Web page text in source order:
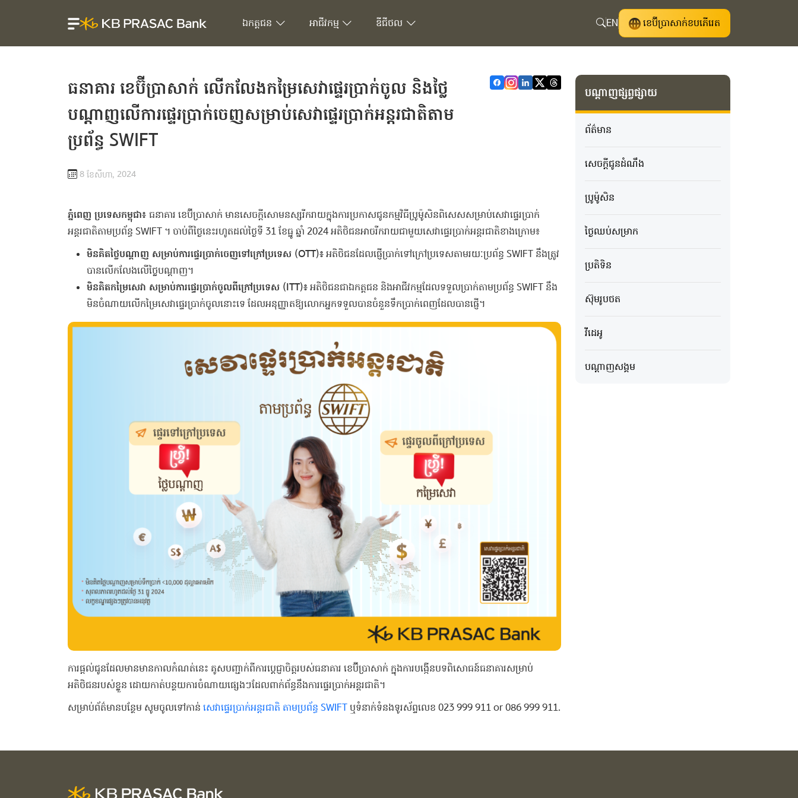
ឯកត្តជន អាជីវកម្ម ឌីជីថល EN ខេប៊ីប្រាសាក់ខបភើរេត
ធនាគារ ខេប៊ីប្រាសាក់ លើកលែងកម្រៃសេវាផ្ទេរប្រាក់ចូល និងថ្លៃ
បណ្ដាញលើការផ្ទេរប្រាក់ចេញសម្រាប់សេវាផ្ទេរប្រាក់អន្តរជាតិតាម
ប្រព័ន្ធ SWIFT
8 ខែ​សីហា, 2024
ភ្នំពេញ ប្រទេសកម្ពុជា៖ ធនាគារ ខេប៊ីប្រាសាក់ មានសេចក្តីសោមនស្សរីករាយក្នុងការប្រកាសជូនកម្មវិធីប្រូម៉ូសិនពិសេសសម្រាប់សេវាផ្ទេរប្រាក់
អន្តរជាតិតាមប្រព័ន្ធ SWIFT ។ ចាប់ពីថ្ងៃនេះរហូតដល់ថ្ងៃទី 31 ខែធ្នូ ឆ្នាំ 2024 អតិថិជនអាចរីករាយជាមួយសេវាផ្ទេរប្រាក់អន្តរជាតិខាងក្រោម៖
មិនគិតថ្លៃបណ្ដាញ សម្រាប់ការផ្ទេរប្រាក់ចេញទៅក្រៅប្រទេស (OTT)៖អតិថិជនដែលផ្ញើប្រាក់ទៅក្រៅប្រទេសតាមរយៈប្រព័ន្ធ SWIFT នឹងត្រូវ
បានលើកលែងលើថ្លៃបណ្ដាញ។
មិនគិតកម្រៃសេវា សម្រាប់ការផ្ទេរប្រាក់ចូលពីក្រៅប្រទេស (ITT)៖អតិថិជនជាឯកត្តជន និងអាជីវកម្មដែលទទួលប្រាក់តាមប្រព័ន្ធ SWIFT នឹង
មិនចំណាយលើកម្រៃសេវាផ្ទេរប្រាក់ចូលនោះទេ ដែលអនុញ្ញាតឱ្យលោកអ្នកទទួលបានចំនួនទឹកប្រាក់ពេញដែលបានផ្ញើ។
ការផ្តល់ជូនដែលមានមានកាលកំណត់នេះ គូសបញ្ជាក់ពីការប្តេជ្ញាចិត្តរបស់ធនាគារ ខេប៊ីប្រាសាក់ ក្នុងការបង្កើនបទពិសោធន៍ធនាគារសម្រាប់
អតិថិជនរបស់ខ្លួន ដោយកាត់បន្ថយការចំណាយផ្សេងៗដែលពាក់ព័ន្ធនឹងការផ្ទេរប្រាក់អន្តរជាតិ។
សម្រាប់ព័ត៌មានបន្ថែម សូមចូលទៅកាន់ សេវា​ផ្ទេរ​ប្រាក់អន្តរជាតិ ​តាម​ប្រព័ន្ធ SWIFTឬទំនាក់ទំនងទូរស័ព្ទលេខ 023 999 911 or 086 999 911.
បណ្តាញផ្សព្វផ្សាយ
ព័ត៌មាន
សេចក្ដីជូនដំណឹង
ប្រូម៉ូសិន
ថ្ងៃឈប់សម្រាក
ប្រតិទិន
ស៊ុមរូបថត
វីដេអូ
បណ្ដាញសង្គម